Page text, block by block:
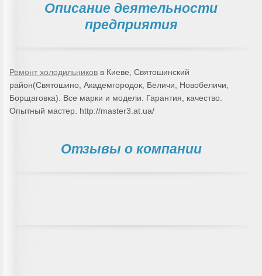
Описание деятельности
предприятия
Ремонт холодильников в Киеве, Святошинский
район(Святошино, Академгородок, Беличи, Новобеличи,
Борщаговка). Все марки и модели. Гарантия, качество.
Опытный мастер. http://master3.at.ua/
Отзывы о компании